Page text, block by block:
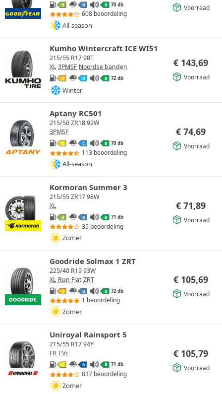
B B B 70 db
608 beoordeling
All-season
Voorraad
Kumho Wintercraft ICE WI51
215/55 R17 98T
XL 3PMSF Noordse banden
D D B 72 db
Winter
€ 143,69
Voorraad
Aptany RC501
215/50 ZR18 92W
3PMSF
C C B 70 db
113 beoordeling
All-season
€ 74,69
Voorraad
Kormoran Summer 3
215/55 ZR17 98W
XL
B B B 71 db
35 beoordeling
Zomer
€ 71,89
Voorraad
Goodride Solmax 1 ZRT
225/40 R19 93W
XL Run Flat ZRT
D B B 72 db
1 beoordeling
Zomer
€ 105,69
Voorraad
Uniroyal Rainsport 5
215/55 R17 94Y
FR EVc
C A B 71 db
837 beoordeling
Zomer
€ 105,79
Voorraad